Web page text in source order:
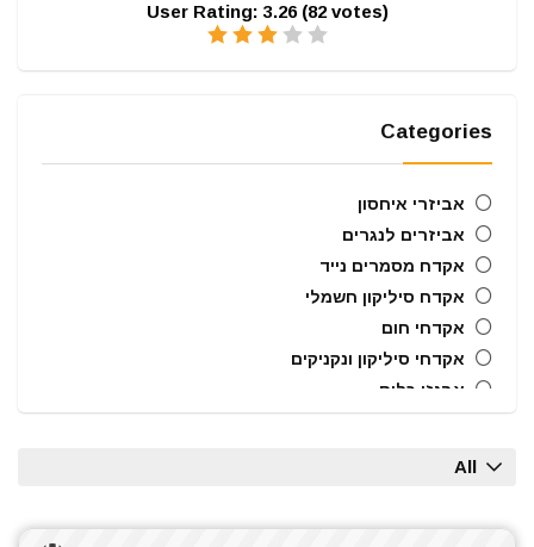
User Rating: 3.26 (82votes)
Categories
אביזרי איחסון
אביזרים לנגרים
אקדח מסמרים נייד
אקדח סיליקון חשמלי
אקדחי חום
אקדחי סיליקון ונקניקים
ארגזי כלים
All